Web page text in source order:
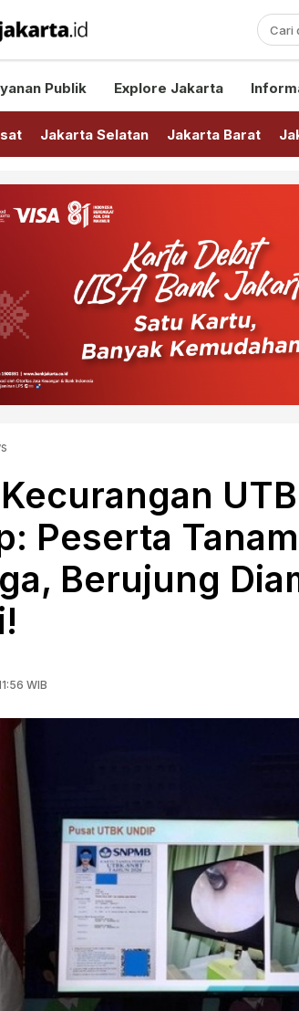
Jakarta Ada Disini!
Publik Explore Jakarta
Jakarta Selatan Jakarta Barat
Peserta
Berujung
WIB